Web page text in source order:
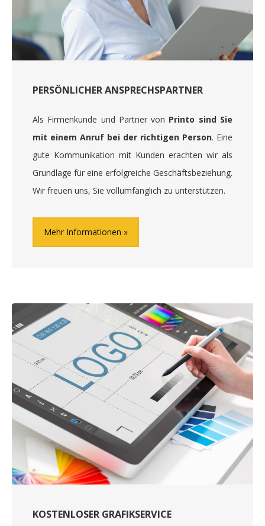
PERSÖNLICHER ANSPRECHSPARTNER
Als Firmenkunde und Partner von Printo sind Sie
mit einem Anruf bei der richtigen Person. Eine
gute Kommunikation mit Kunden erachten wir als
Grundlage für eine erfolgreiche Geschäftsbeziehung.
Wir freuen uns, Sie vollumfänglich zu unterstützen.
Mehr Informationen
KOSTENLOSER GRAFIKSERVICE